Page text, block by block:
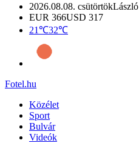
2026.08.08. csütörtökLászló
EUR 366USD 317
21℃32℃
Fotel.hu
Közélet
Sport
Bulvár
Videók